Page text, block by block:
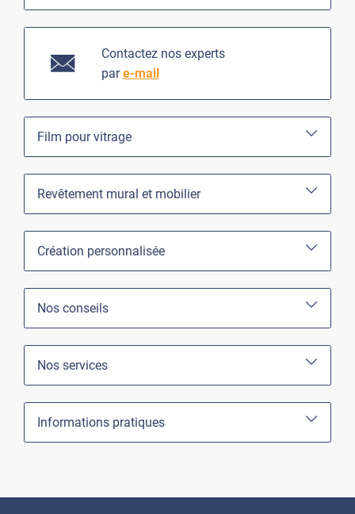
Contactez nos experts
pare-mail
Film pour vitrage
Revêtement mural et mobilier
Création personnalisée
Nos conseils
Nos services
Informations pratiques